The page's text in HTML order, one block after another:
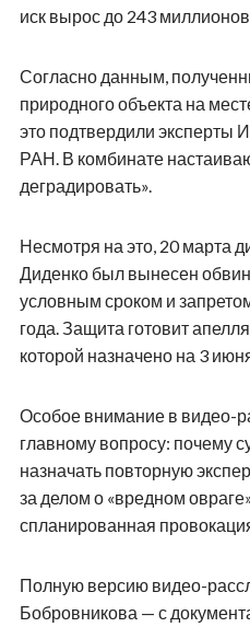
иск вырос до 243
Согласно данным,
природного объекта на
это подтвердили эксперты
РАН. В комбинате
деградировать».
Несмотря на это, 20 марта
Диденко был вынесен
условным сроком и
года. Защита готовит
которой назначено на 3
Особое внимание в видео-
главному вопросу: почему
назначать повторную
за делом о «вредном
спланированная
Полную версию видео-
Бобровникова — с